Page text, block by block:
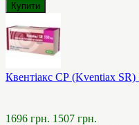
Квентіакс СР (Kventiax SR)
1696 грн. 1507 грн.